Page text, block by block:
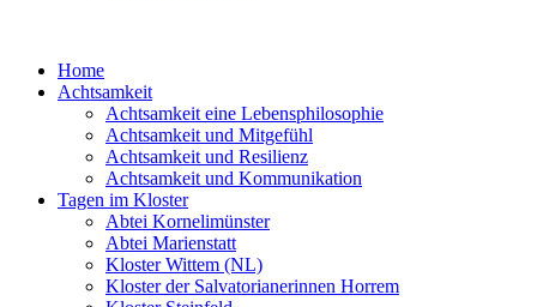
Home
Achtsamkeit
Achtsamkeit eine Lebensphilosophie
Achtsamkeit und Mitgefühl
Achtsamkeit und Resilienz
Achtsamkeit und Kommunikation
Tagen im Kloster
Abtei Kornelimünster
Abtei Marienstatt
Kloster Wittem (NL)
Kloster der Salvatorianerinnen Horrem